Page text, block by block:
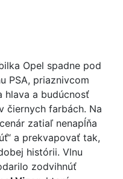
Opel spadne pod
PSA, priaznivcom
hlava a budúcnosť
čiernych farbách. Na
zatiaľ nenapĺňa
a prekvapovať tak,
histórii. Vlnu
zodvihnúť